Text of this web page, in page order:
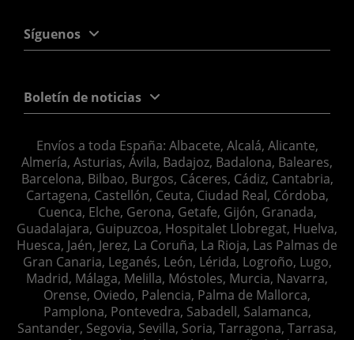
Síguenos
Boletín de noticias
Envíos a toda España: Albacete, Alcalá, Alicante,
Almería, Asturias, Ávila, Badajoz, Badalona, Baleares,
Barcelona, Bilbao, Burgos, Cáceres, Cádiz, Cantabria,
Cartagena, Castellón, Ceuta, Ciudad Real, Córdoba,
Cuenca, Elche, Gerona, Getafe, Gijón, Granada,
Guadalajara, Guipuzcoa, Hospitalet Llobregat, Huelva,
Huesca, Jaén, Jerez, La Coruña, La Rioja, Las Palmas de
Gran Canaria, Leganés, León, Lérida, Logroño, Lugo,
Madrid, Málaga, Melilla, Móstoles, Murcia, Navarra,
Orense, Oviedo, Palencia, Palma de Mallorca,
Pamplona, Pontevedra, Sabadell, Salamanca,
Santander, Segovia, Sevilla, Soria, Tarragona, Tarrasa,